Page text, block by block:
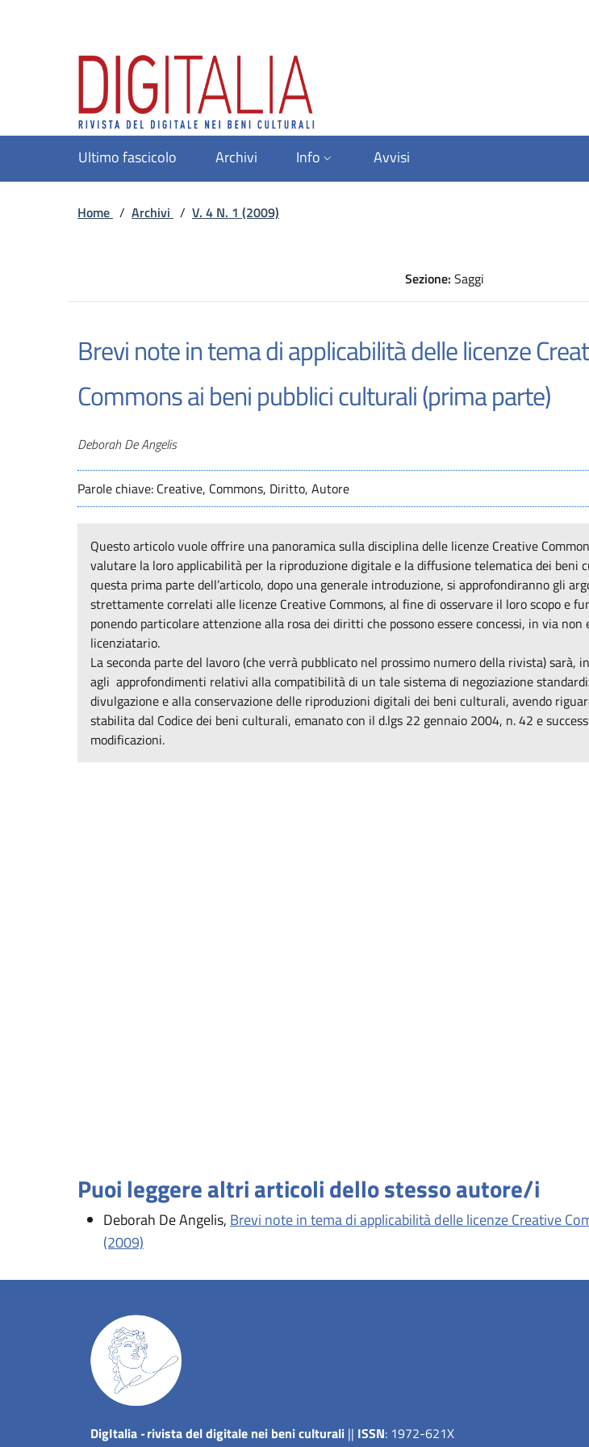
Ultimo fascicolo Archivi Info Avvisi
Home / Archivi / V. 4 N. 1 (2009)
Sezione: Saggi
Brevi note in tema di applicabilità delle licenze
Commons ai beni pubblici culturali (prima parte)
Autori
Deborah De Angelis
Parole chiave: Creative, Commons, Diritto, Autore
Questo articolo vuole offrire una panoramica sulla disciplina delle licenze Creative
valutare la loro applicabilità per la riproduzione digitale e la diffusione telematica dei beni
questa prima parte dell’articolo, dopo una generale introduzione, si approfondiranno gli
strettamente correlati alle licenze Creative Commons, al fine di osservare il loro scopo e
ponendo particolare attenzione alla rosa dei diritti che possono essere concessi, in via non
licenziatario.
La seconda parte del lavoro (che verrà pubblicato nel prossimo numero della rivista) sarà,
agli approfondimenti relativi alla compatibilità di un tale sistema di negoziazione
divulgazione e alla conservazione delle riproduzioni digitali dei beni culturali, avendo
stabilita dal Codice dei beni culturali, emanato con il d.lgs 22 gennaio 2004, n. 42 e
modificazioni.
Puoi leggere altri articoli dello stesso autore/i
Deborah De Angelis, Brevi note in tema di applicabilità delle licenze Creative
(2009)
DigItalia -rivista del digitale nei beni culturali || ISSN: 1972-621X